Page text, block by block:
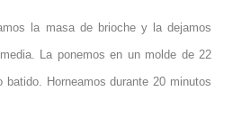
la masa de brioche y la dejamos
La ponemos en un molde de 22
Horneamos durante 20 minutos